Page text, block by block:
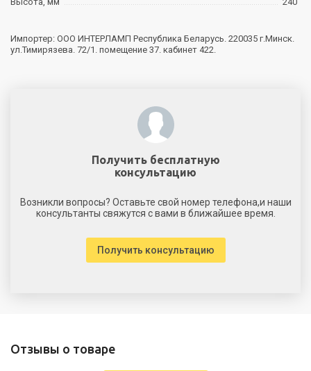
Импортер: ООО ИНТЕРЛАМП Республика Беларусь. 220035 г.Минск.
ул.Тимирязева. 72/1. помещение 37. кабинет 422.
Получить бесплатную
консультацию
Возникли вопросы? Оставьте свой номер телефона,и наши
консультанты свяжутся с вами в ближайшее время.
Получить консультацию
Отзывы о товаре